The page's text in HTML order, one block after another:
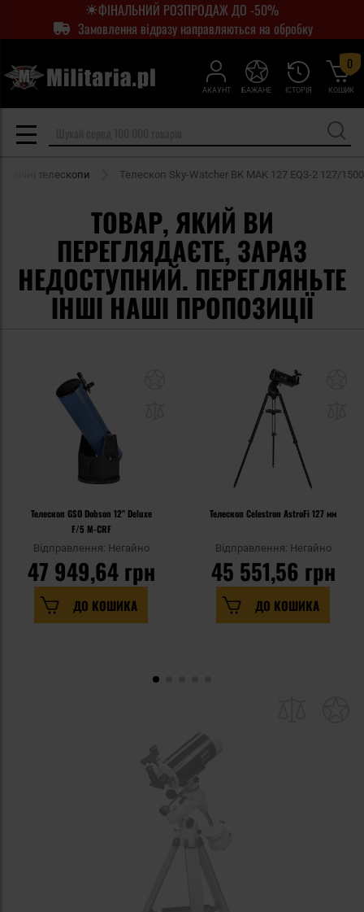
ФІНАЛЬНИЙ РОЗПРОДАЖ ДО -50%
Замовлення відразу направляються на обробку
АКАУНТ ІСТОРІЯ
БАЖАНЕ КОШИК
0
телескопи Телескоп Sky-Watcher BK MAK 127 EQ3-2 127/1500
ТОВАР, ЯКИЙ ВИ
ПЕРЕГЛЯДАЄТЕ, ЗАРАЗ
НЕДОСТУПНИЙ. ПЕРЕГЛЯНЬТЕ
ІНШІ НАШІ ПРОПОЗИЦІЇ
Телескоп GSO Dobson 12" Deluxe
F/5 M-CRF
Відправлення: Негайно
47 949,64 грн
ДО КОШИКА
Телескоп Celestron AstroFi 127 мм
Відправлення: Негайно
45 551,56 грн
ДО КОШИКА